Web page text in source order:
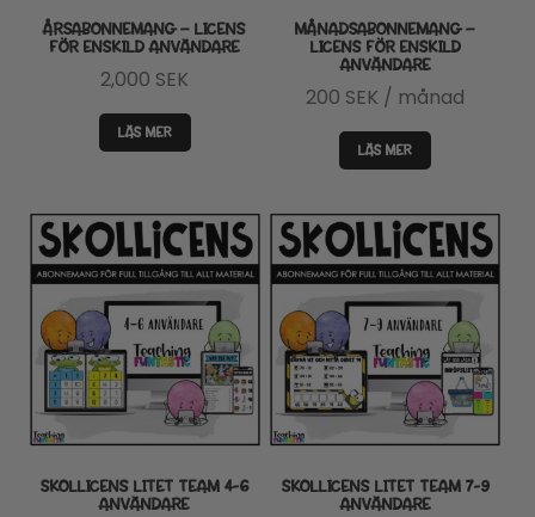
ÅRSABONNEMANG – LICENS
FÖR ENSKILD ANVÄNDARE
2,000 SEK
LÄS MER
MÅNADSABONNEMANG –
LICENS FÖR ENSKILD
ANVÄNDARE
200 SEK / månad
LÄS MER
SKOLLICENS LITET TEAM 4-6
ANVÄNDARE
SKOLLICENS LITET TEAM 7-9
ANVÄNDARE